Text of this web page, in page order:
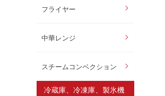
フライヤー
中華レンジ
スチームコンベクション
冷蔵庫、冷凍庫、製氷機